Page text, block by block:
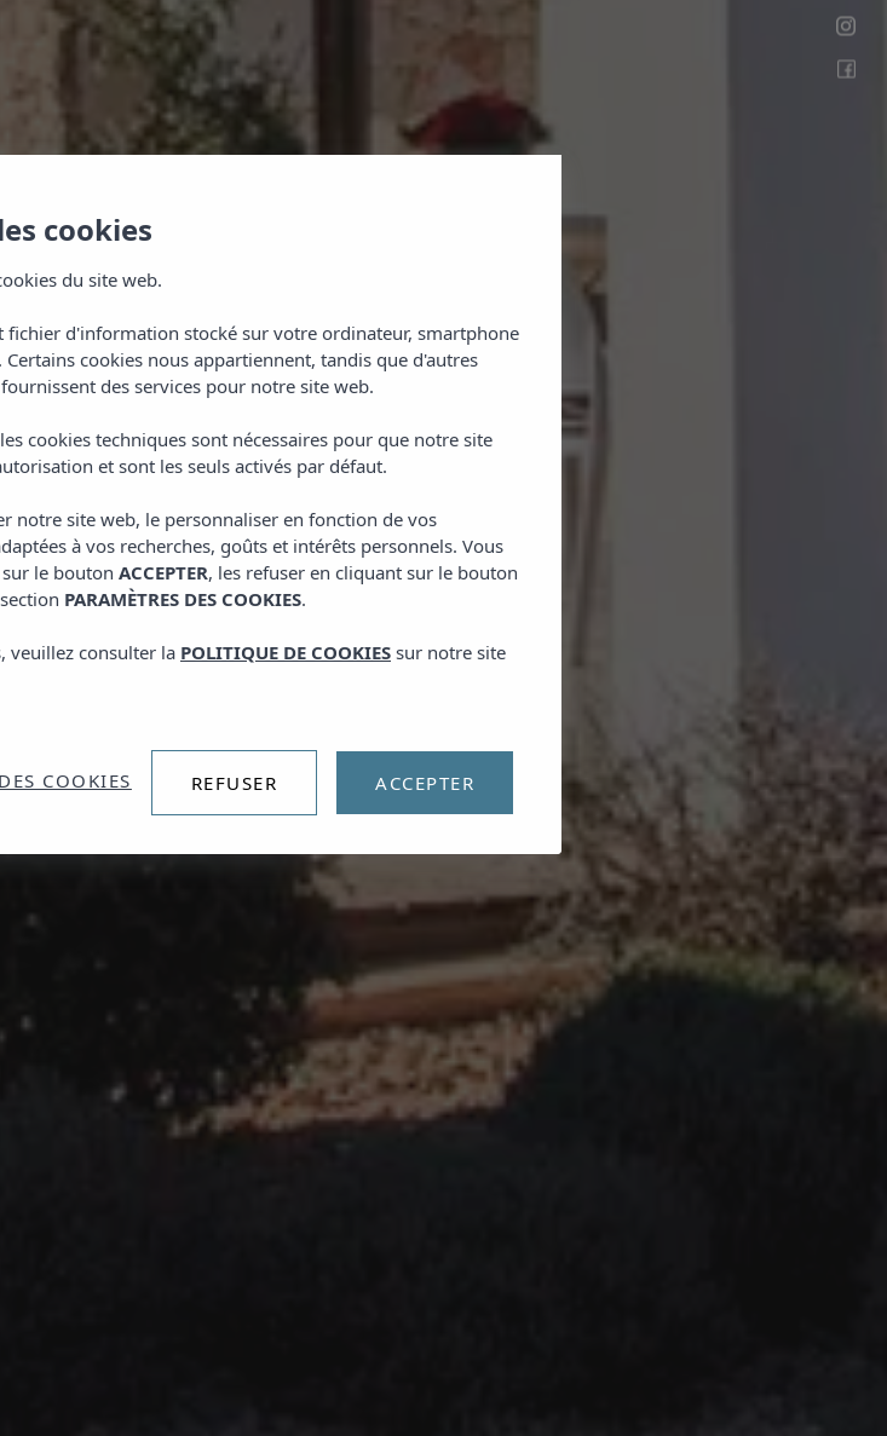
cookies
du site web.
d'information stocké sur votre ordinateur, smartphone
cookies nous appartiennent, tandis que d'autres
des services pour notre site web.
cookies techniques sont nécessaires pour que notre site
et sont les seuls activés par défaut.
notre site web, le personnaliser en fonction de vos
à vos recherches, goûts et intérêts personnels. Vous
le bouton ACCEPTER, les refuser en cliquant sur le bouton
PARAMÈTRES DES COOKIES.
veuillez consulter la POLITIQUE DE COOKIESsur notre site
COOKIES REFUSER ACCEPTER